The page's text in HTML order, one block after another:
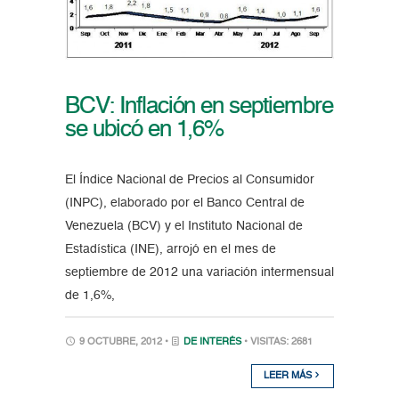
BCV: Inflación en septiembre
se ubicó en 1,6%
El Índice Nacional de Precios al Consumidor
(INPC), elaborado por el Banco Central de
Venezuela (BCV) y el Instituto Nacional de
Estadística (INE), arrojó en el mes de
septiembre de 2012 una variación intermensual
de 1,6%,
9 OCTUBRE, 2012 • DE INTERÉS • VISITAS: 2681
LEER MÁS